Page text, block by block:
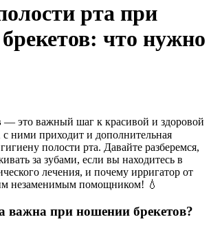
рта при
что нужно
— это важный шаг к красивой и здоровой
ними приходит и дополнительная
полости рта. Давайте разберемся,
за зубами, если вы находитесь в
лечения, и почему ирригатор от
незаменимым помощником! 💧
важна при ношении брекетов?